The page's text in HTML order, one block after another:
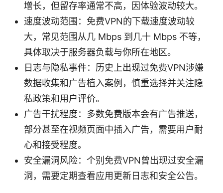
增长，但留存率通常不高，因体验波动较大。
速度波动范围：免费VPN的下载速度波动较
大，常见范围从几 Mbps 到几十 Mbps 不等，
具体取决于服务器负载与你所在地区。
日志与隐私事件：历史上出现过免费VPN涉嫌
数据收集和广告植入案例，慎重选择并关注隐
私政策和用户评价。
广告干扰程度：多数免费版本会有广告推送，
部分甚至在视频页面中插入广告，需要用户耐
心和接受程度。
安全漏洞风险：个别免费VPN曾出现过安全漏
洞，需要定期查看应用更新日志和安全公告。